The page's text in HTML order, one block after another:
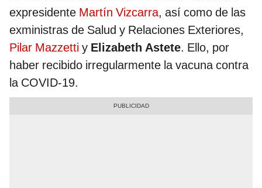
expresidente Martín Vizcarra, así como de las
exministras de Salud y Relaciones Exteriores,
Pilar Mazzetti y Elizabeth Astete. Ello, por
haber recibido irregularmente la vacuna contra
la COVID-19.